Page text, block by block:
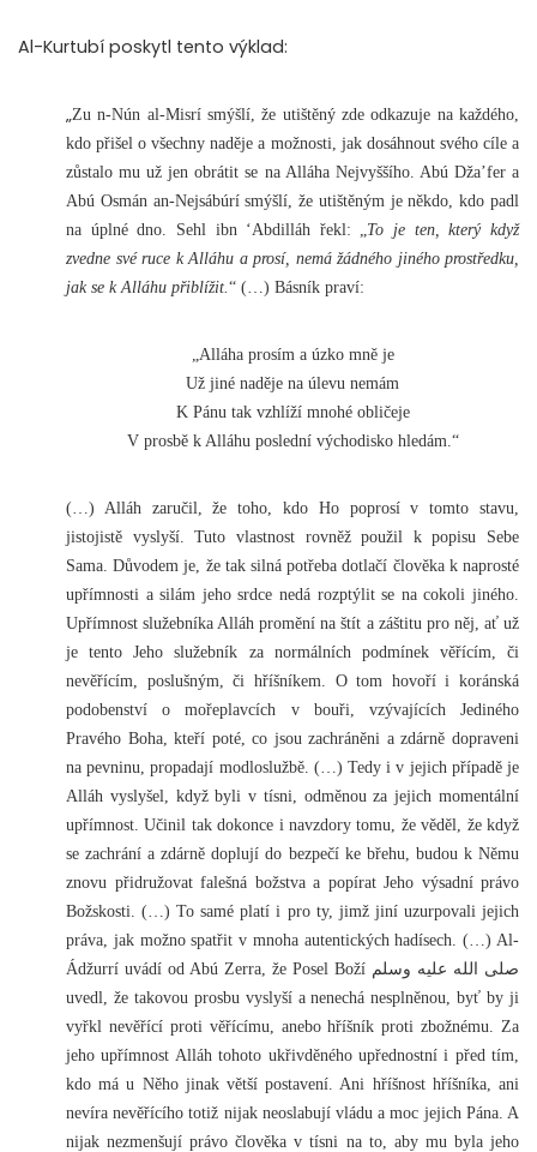
Al-Kurtubí poskytl tento výklad:
„Zu n-Nún al-Misrí smýšlí, že utištěný zde odkazuje na každého,
kdo přišel o všechny naděje a možnosti, jak dosáhnout svého cíle a
zůstalo mu už jen obrátit se na Alláha Nejvyššího. Abú Dža’fer a
Abú Osmán an-Nejsábúrí smýšlí, že utištěným je někdo, kdo padl
na úplné dno. Sehl ibn ‘Abdilláh řekl: „ To je ten, který když
zvedne své ruce k Alláhu a prosí, nemá žádného jiného prostředku,
jak se k Alláhu přiblížit. “ (…) Básník praví:
„Alláha prosím a úzko mně je
Už jiné naděje na úlevu nemám
K Pánu tak vzhlíží mnohé obličeje
V prosbě k Alláhu poslední východisko hledám.“
(…) Alláh zaručil, že toho, kdo Ho poprosí v tomto stavu,
jistojistě vyslyší. Tuto vlastnost rovněž použil k popisu Sebe
Sama. Důvodem je, že tak silná potřeba dotlačí člověka k naprosté
upřímnosti a silám jeho srdce nedá rozptýlit se na cokoli jiného.
Upřímnost služebníka Alláh promění na štít a záštitu pro něj, ať už
je tento Jeho služebník za normálních podmínek věřícím, či
nevěřícím, poslušným, či hříšníkem. O tom hovoří i koránská
podobenství o mořeplavcích v bouři, vzývajících Jediného
Pravého Boha, kteří poté, co jsou zachráněni a zdárně dopraveni
na pevninu, propadají modloslužbě. (…) Tedy i v jejich případě je
Alláh vyslyšel, když byli v tísni, odměnou za jejich momentální
upřímnost. Učinil tak dokonce i navzdory tomu, že věděl, že když
se zachrání a zdárně doplují do bezpečí ke břehu, budou k Němu
znovu přidružovat falešná božstva a popírat Jeho výsadní právo
Božskosti. (…) To samé platí i pro ty, jimž jiní uzurpovali jejich
práva, jak možno spatřit v mnoha autentických hadísech. (…) Al-
Ádžurrí uvádí od Abú Zerra, že Posel Boží صلى الله عليه وسلم
uvedl, že takovou prosbu vyslyší a nenechá nesplněnou, byť by ji
vyřkl nevěřící proti věřícímu, anebo hříšník proti zbožnému. Za
jeho upřímnost Alláh tohoto ukřivděného upřednostní i před tím,
kdo má u Něho jinak větší postavení. Ani hříšnost hříšníka, ani
nevíra nevěřícího totiž nijak neoslabují vládu a moc jejich Pána. A
nijak nezmenšují právo člověka v tísni na to, aby mu byla jeho